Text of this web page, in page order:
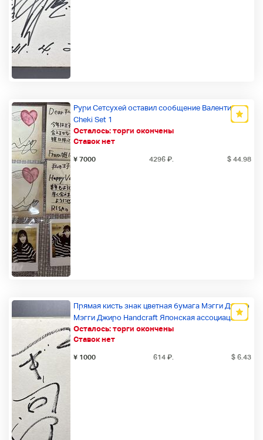
Осталось: торги окончены
Ставок нет
Рури Сетсухей оставил сообщение Валентина 4
Cheki Set 1
Новый товар
¥ 7000 4296 ₽. $ 44.98
Осталось: торги окончены
Ставок нет
Прямая кисть знак цветная бумага Мэгги Джиро
Мэгги Джиро Handcraft Японская ассоциация
талантов Coun или
Новый товар
¥ 1000 614 ₽. $ 6.43